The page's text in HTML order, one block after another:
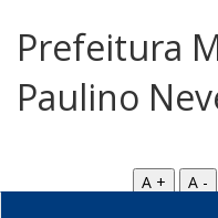
Prefeitura
Paulino
A +
A -